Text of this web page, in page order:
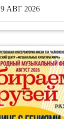
9 АВГ 2026